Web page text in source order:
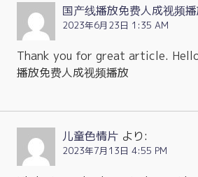
国产线播放免费人成视频
2023年6月23日 1:35 AM
Thank you for great article.
播放免费人成视频播放
儿童色情片 より:
2023年7月13日 4:55 PM